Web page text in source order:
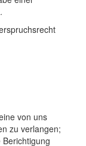
von uns
zu verlangen;